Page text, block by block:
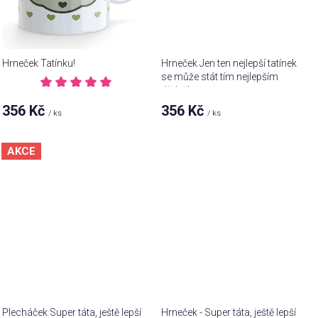
Hrneček Tatínku!
hodnocení
produktu
hvězdiček.
356 Kč/ ks
Hrneček Jen ten nejlepší tatínek
se může stát tím nejlepším
dědečkem
356 Kč/ ks
AKCE
Plecháček Super táta, ještě lepší Hrneček - Super táta, ještě lepší